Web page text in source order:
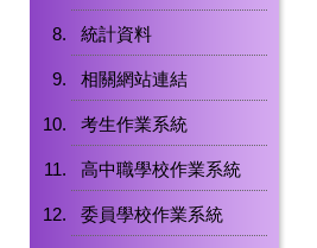
統計資料
相關網站連結
考生作業系統
高中職學校作業系統
委員學校作業系統